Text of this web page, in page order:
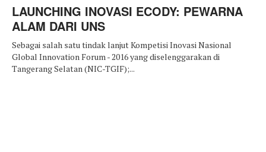
LAUNCHING INOVASI ECODY: PEWARNA
ALAM DARI UNS
Sebagai salah satu tindak lanjut Kompetisi Inovasi Nasional
Global Innovation Forum - 2016 yang diselenggarakan di
Tangerang Selatan (NIC-TGIF);...